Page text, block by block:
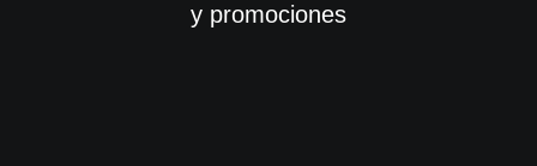
y promociones